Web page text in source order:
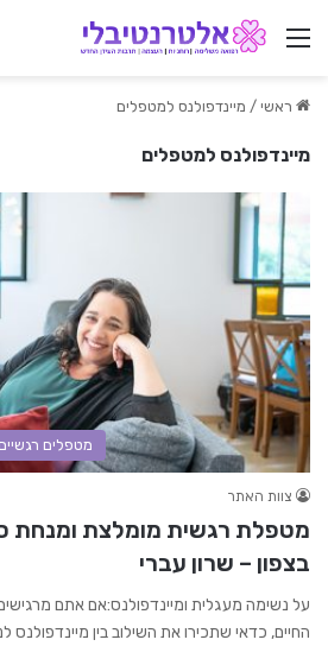
ניווט באתר
ראשי / מיינדפולנס למטפלים
מיינדפולנס למטפלים
מטפלים
צוות האתר
מטפלת רגשית מומלצת ומנחת
בצפון – שרון עברי
על נשימה מעגלית ומיינדפולנס:אם אתם
החיים, כדאי שתכירו את השילוב בין